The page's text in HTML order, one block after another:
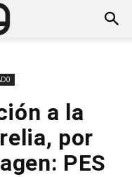
a la
por
PES